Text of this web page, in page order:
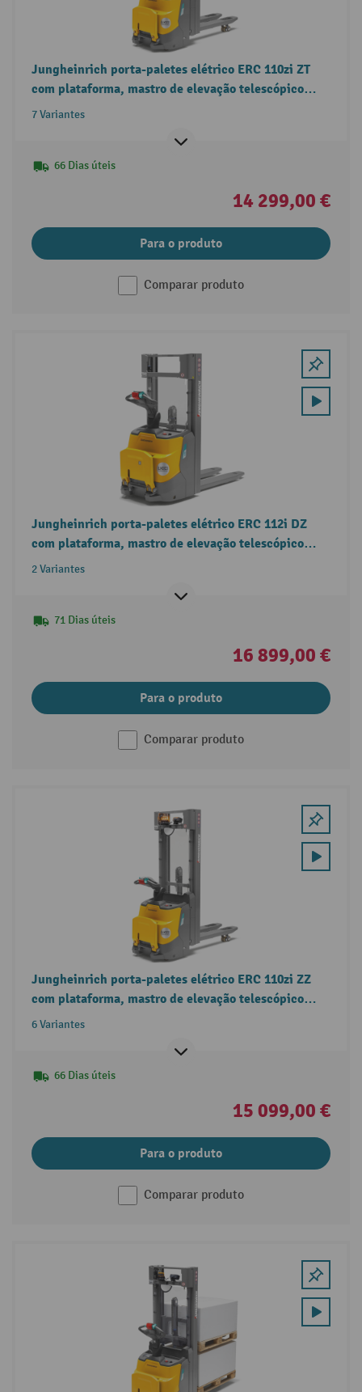
Jungheinrich porta-paletes elétrico ERC 110zi ZT
com plataforma, mastro de elevação telescópico
duplo, capacidade de carga de 1.000 kg
7 Variantes
66 Dias úteis
14 299,00 €
Para o produto
Comparar produto
Jungheinrich porta-paletes elétrico ERC 112i DZ
com plataforma, mastro de elevação telescópico
triplo, capacidade de carga de 1.200 kg
2 Variantes
71 Dias úteis
16 899,00 €
Para o produto
Comparar produto
Jungheinrich porta-paletes elétrico ERC 110zi ZZ
com plataforma, mastro de elevação telescópico
duplo, capacidade de carga 1.000 kg
6 Variantes
66 Dias úteis
15 099,00 €
Para o produto
Comparar produto